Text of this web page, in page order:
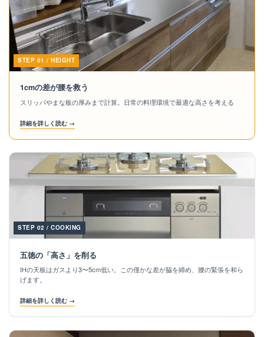
STEP 01 / HEIGHT
1cmの差が腰を救う
スリッパやまな板の厚みまで計算。日常の料理環境で最適な高さを考える
詳細を詳しく読む →
STEP 02 / COOKING
五徳の「高さ」を削る
IHの天板はガスより3〜5cm低い。この僅かな差が脇を締め、腰の緊張を和ら
げます。
詳細を詳しく読む →